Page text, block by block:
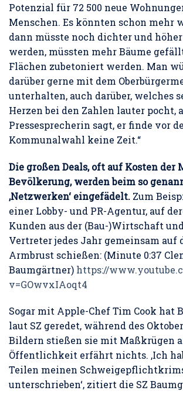
Potenzial für 72 500 neue
Menschen. Es könnten schon mehr
dann müsste noch dichter und
werden, müssten mehr Bäume
Flächen zubetoniert werden. Man
darüber gerne mit dem
unterhalten, auch darüber, welches
Herzen bei den Zahlen lauter pocht,
Pressesprecherin sagt, er finde vor
Kommunalwahl keine Zeit.“
Die großen Deals, oft auf Kosten der
Bevölkerung, werden beim so
‚Netzwerken‘ eingefädelt. Zum
einer Lobby- und PR-Agentur, auf
Kunden aus der (Bau-)Wirtschaft
Vertreter jedes Jahr gemeinsam auf
Armbrust schießen: (Minute 0:37
Baumgärtner) https://
v=GOwvxIAoqt4
Sogar mit Apple-Chef Tim Cook hat
laut SZ geredet, während des
Bildern stießen sie mit Maßkrügen
Öffentlichkeit erfährt nichts. ‚Ich
Teilen meinen
unterschrieben‘, zitiert die SZ